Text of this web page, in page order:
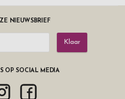
NIEUWSBRIEF
Klaar
OP SOCIAL MEDIA